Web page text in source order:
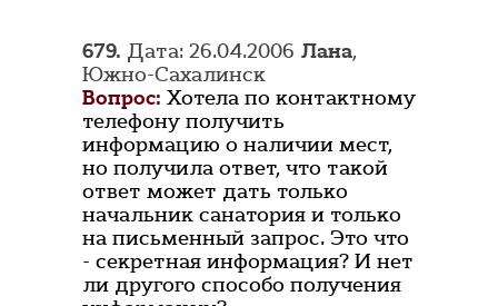
679. Дата: 26.04.2006 Лана,
Южно-Сахалинск
Вопрос: Хотела по контактному
телефону получить
информацию о наличии мест,
но получила ответ, что такой
ответ может дать только
начальник санатория и только
на письменный запрос. Это что
- секретная информация? И нет
ли другого способо получения